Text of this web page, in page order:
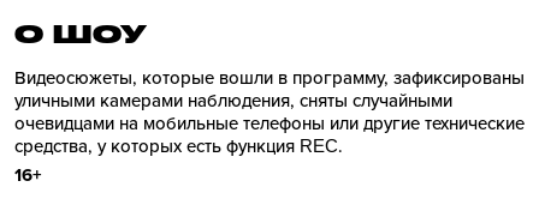
О ШОУ
Видеосюжеты, которые вошли в программу, зафиксированы
уличными камерами наблюдения, сняты случайными
очевидцами на мобильные телефоны или другие технические
средства, у которых есть функция REC.
16+